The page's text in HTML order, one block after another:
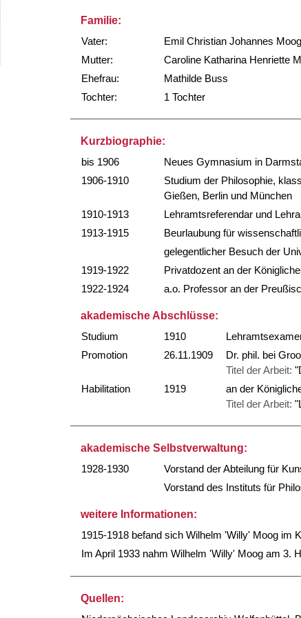
Familie:
Vater:
Emil Christian Johannes
Mutter:
Caroline Katharina Henriette
Ehefrau:
Mathilde Buss
Tochter:
1 Tochter
Kurzbiographie:
bis 1906
Neues Gymnasium in
1906-1910
Studium der Philosophie,
Gießen, Berlin und München
1910-1913
Lehramtsreferendar und
1913-1915
Beurlaubung für
gelegentlicher Besuch der
1919-1922
Privatdozent an der
1922-1924
a.o. Professor an der
akademische Abschlüsse:
Studium
1910
Promotion
26.11.1909
Dr. phil. bei
Titel der Arbeit:
Habilitation
1919
an der
Titel der Arbeit:
akademische Selbstverwaltung:
1928-1930
Vorstand der Abteilung für
Vorstand des Instituts für
weitere Informationen:
1915-1918 befand sich Wilhelm 'Willy' Moog im
Im April 1933 nahm Wilhelm 'Willy' Moog am 3.
Quellen: